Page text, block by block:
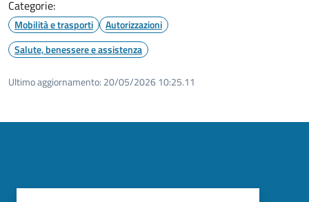
Categorie:
Mobilità e trasporti
Autorizzazioni
Salute, benessere e assistenza
Ultimo aggiornamento: 20/05/2026 10:25.11